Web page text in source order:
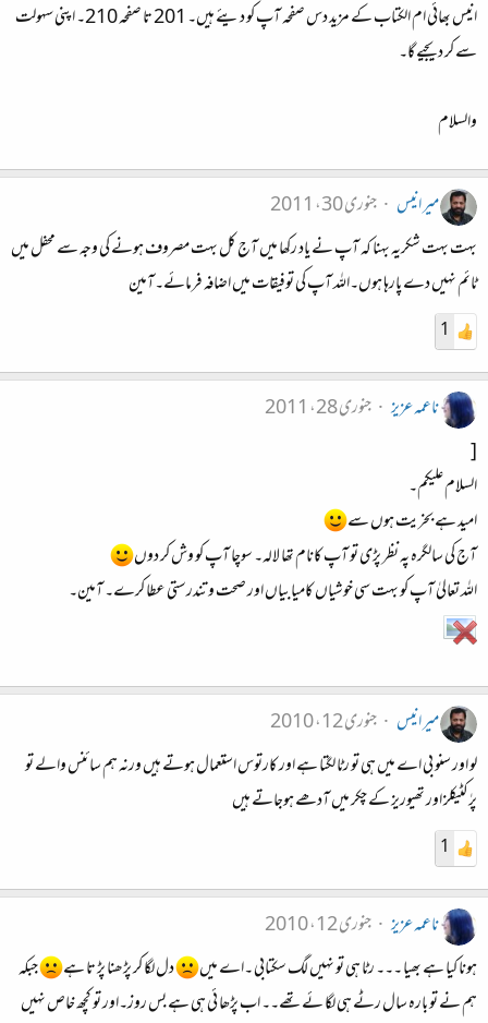
انیس بھائی ام الکتاب کے مزید دس صفحہ آپ کو دیئے ہیں۔ 201 تا صفحہ 210۔ اپنی سہولت
سے کر دیجیے گا۔
والسلام
میر انیس
جنوری 30، 2011
بہت بہت شکریہ بہنا کہ آپ نے یاد رکھا میں آج کل بہت مصروف ہونے کی وجہ سے محفل میں
ٹائم نہیں دے پارہا ہوں۔اللہ آپ کی توفیقات میں اضافہ فرمائے۔آمین
1
ناعمہ عزیز
جنوری 28، 2011
[
السلام علیکم۔
امید ہے بخریت ہوں سے
آج کی سالگرہ پہ نظر پڑی تو آپ کانام تھا لالہ۔ سوچا آپ کو وش کر دوں
اللہ تعالیٰ آپ کو بہت سی خوشیاں کامیابیاں اور صحت و تندرستی عطا کرے۔ آمین۔
میر انیس
جنوری 12، 2010
لو اور سنو بی اے میں ہی تو رٹا لگتا ہے اور کارتوس استعمال ہوتے ہیں ورنہ ہم سائنس والے تو
پرٰکٹیکلز اور تھیوریز کے چکر میں آدھے ہوجاتے ہیں
1
ناعمہ عزیز
جنوری 12، 2010
ہونا کیا ہے بھیا ۔۔۔ رٹا ہی تو نہیں لگ سکتابی ۔اے میں
دل لگا کر پڑھنا پڑ تا ہے
جبکہ
ہم نے تو بارہ سال رٹے ہی لگا ئےتھے۔۔ اب پڑھا ئی ہی ہے بس روز۔اور تو کچھ خاص نہیں